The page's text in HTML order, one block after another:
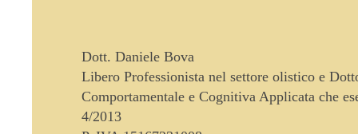
Dott. Daniele Bova
Libero Professionista nel settore olistico e
Comportamentale e Cognitiva Applicata che
4/2013